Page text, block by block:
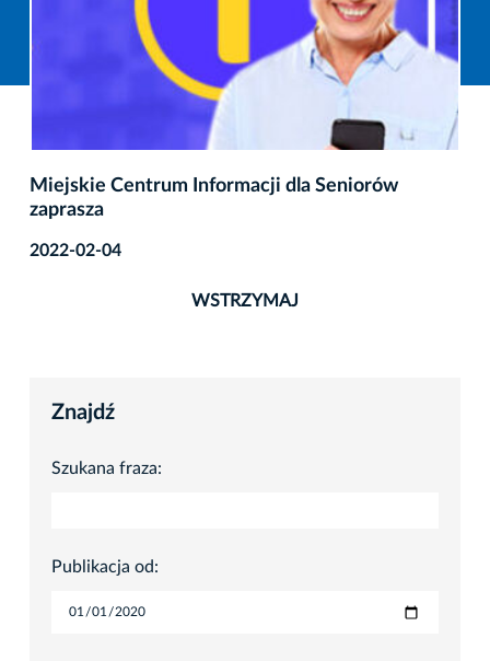
Miejskie Centrum Informacji dla Seniorów
zaprasza
2022-02-04
WSTRZYMAJ
Znajdź
Szukana fraza:
Publikacja od: